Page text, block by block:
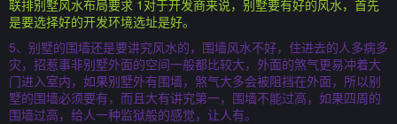
联排别墅风水布局要求 1对于开发商来说，别墅要有好的风水，首先
是要选择好的开发环境选址是好。
5、别墅的围墙还是要讲究风水的，围墙风水不好，住进去的人多病多
灾，招惹事非别墅外面的空间一般都比较大，外面的煞气更易冲着大
门进入室内，如果别墅外有围墙，煞气大多会被阻挡在外面，所以别
墅的围墙必须要有，而且大有讲究第一，围墙不能过高，如果四周的
围墙过高，给人一种监狱般的感觉，让人有。